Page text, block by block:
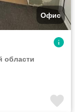
Офис
области